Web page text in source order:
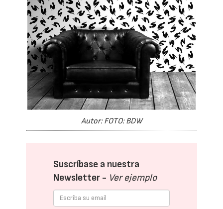
Autor: FOTO: BDW
Suscríbase a nuestra
Newsletter - Ver ejemplo